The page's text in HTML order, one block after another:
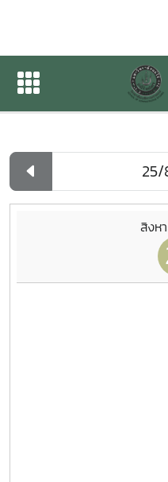
ปฏิทินกิจกรรม
ปฏิทินกิจกรรมของหน่วยง
สิงห